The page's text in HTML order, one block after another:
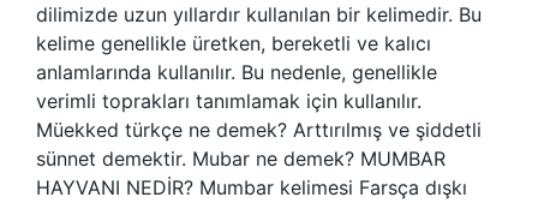
dilimizde uzun yıllardır kullanılan bir kelimedir. Bu
kelime genellikle üretken, bereketli ve kalıcı
anlamlarında kullanılır. Bu nedenle, genellikle
verimli toprakları tanımlamak için kullanılır.
Müekked türkçe ne demek? Arttırılmış ve şiddetli
sünnet demektir. Mubar ne demek? MUMBAR
HAYVANI NEDİR? Mumbar kelimesi Farsça dışkı